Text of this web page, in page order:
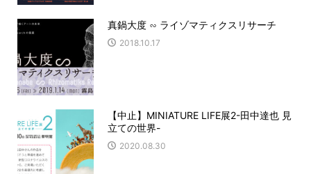
真鍋大度 ∽ ライゾマティクスリサーチ
2018.10.17
【中止】MINIATURE LIFE展2-田中達也 見
立ての世界-
2020.08.30